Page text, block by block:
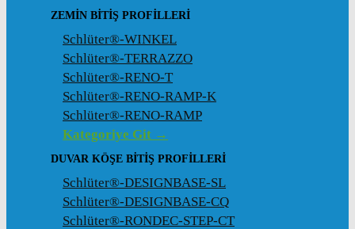
ZEMIN BITIŞ PROFILLERI
Schlüter®-WINKEL
Schlüter®-TERRAZZO
Schlüter®-RENO-T
Schlüter®-RENO-RAMP-K
Schlüter®-RENO-RAMP
Kategoriye Git →
DUVAR KÖŞE BITIŞ PROFILLERI
Schlüter®-DESIGNBASE-SL
Schlüter®-DESIGNBASE-CQ
Schlüter®-RONDEC-STEP-CT